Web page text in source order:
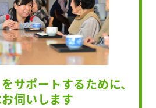
サポートするために、
伺いします